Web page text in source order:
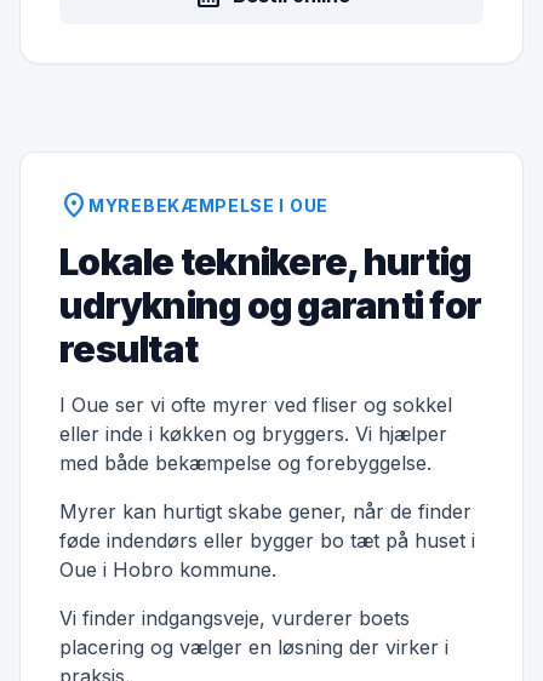
location_on MYREBEKÆMPELSE I OUE
Lokale teknikere, hurtig
udrykning og garanti for
resultat
I Oue ser vi ofte myrer ved fliser og sokkel
eller inde i køkken og bryggers. Vi hjælper
med både bekæmpelse og forebyggelse.
Myrer kan hurtigt skabe gener, når de finder
føde indendørs eller bygger bo tæt på huset i
Oue i Hobro kommune.
Vi finder indgangsveje, vurderer boets
placering og vælger en løsning der virker i
praksis.